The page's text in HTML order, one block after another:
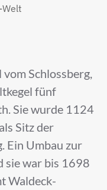
Welt
vom Schlossberg,
fünf
Sie wurde 1124
Sitz der
Ein Umbau zur
sie war bis 1698
Waldeck-